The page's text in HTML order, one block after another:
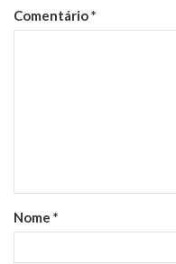
Comentário*
Nome *